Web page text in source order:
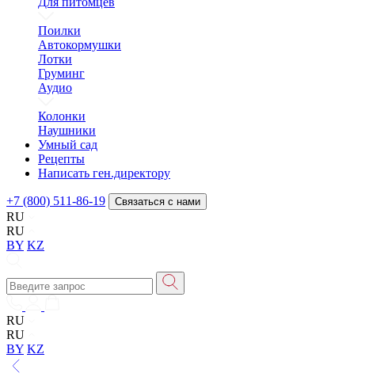
Поилки
Автокормушки
Лотки
Груминг
Аудио
Колонки
Наушники
Умный сад
Рецепты
Написать ген.директору
+7 (800) 511-86-19 Связаться с нами
RU
RU
BY KZ
RU
RU
BY KZ